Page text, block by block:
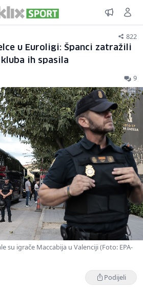
822
u Euroligi: Španci zatražili
ih spasila
9
su igrače Maccabija u Valenciji (Foto: EPA-
Podijeli